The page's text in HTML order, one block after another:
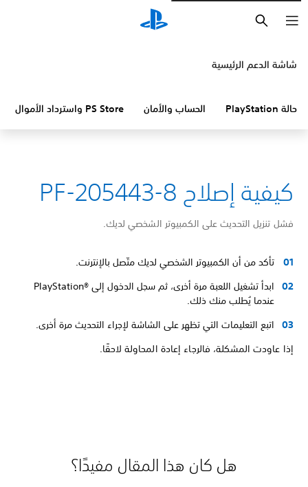
شاشة الدعم الرئيسية
حالة PlayStation الحساب والأمان PS Store واسترداد الأموال
كيفية إصلاح PF-205443-8
فشل تنزيل التحديث على الكمبيوتر الشخصي لديك.
تأكد من أن الكمبيوتر الشخصي لديك متّصل بالإنترنت.
ابدأ تشغيل اللعبة مرة أخرى، ثم سجل الدخول إلى PlayStation®‎
عندما يُطلب منك ذلك.
اتبع التعليمات التي تظهر على الشاشة لإجراء التحديث مرة أخرى.
إذا عاودت المشكلة، فالرجاء إعادة المحاولة لاحقًا.
هل كان هذا المقال مفيدًا؟